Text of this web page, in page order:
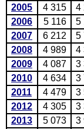
2005
4 315 4
2006
5 116 5
2007
6 212 5
2008
4 989 4
2009
4 087 3
2010
4 634 3
2011
4 479 3
2012
4 305 3
2013
5 073 3